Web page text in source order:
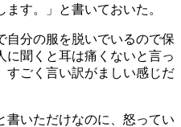
す。」と書いておいた。
自分の服を脱いでいるので保
に聞くと耳は痛くないと言っ
すごく言い訳がましい感じだ
書いただけなのに、怒ってい